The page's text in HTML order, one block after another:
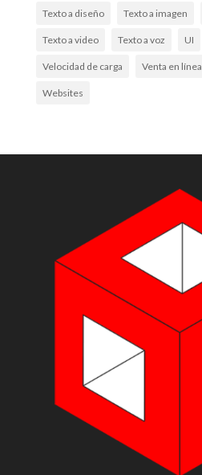
Texto a diseño Texto a imagen
Texto a video Texto a voz UI
Velocidad de carga Venta en línea
Websites